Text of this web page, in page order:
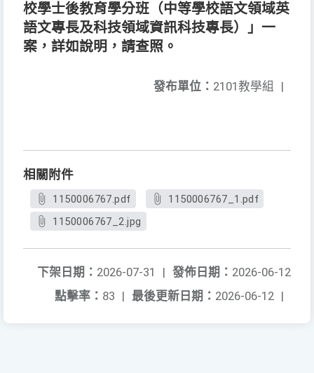
校學士後教育學分班（中等學校語文領域英
語文專長及科技領域資訊科技專長）」一
案，詳如說明，請查照。
發布單位： 2101教學組 |
相關附件
1150006767.pdf
1150006767_1.pdf
1150006767_2.jpg
發佈日期： 2026-06-12
下架日期： 2026-07-31
|
最後更新日期： 2026-06-12 |
點擊率： 83 |